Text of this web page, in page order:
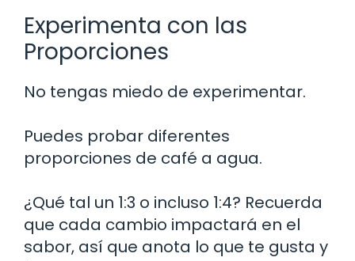
Experimenta con las
Proporciones
No tengas miedo de experimentar.
Puedes probar diferentes
proporciones de café a agua.
¿Qué tal un 1:3 o incluso 1:4? Recuerda
que cada cambio impactará en el
sabor, así que anota lo que te gusta y